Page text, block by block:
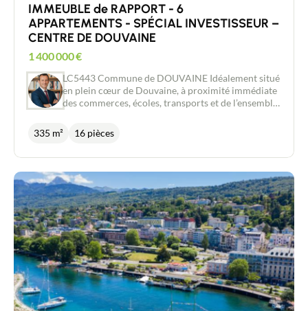
IMMEUBLE de RAPPORT - 6
APPARTEMENTS - SPÉCIAL INVESTISSEUR –
CENTRE DE DOUVAINE
1 400 000€
LC5443 Commune de DOUVAINE Idéalement situé
en plein cœur de Douvaine, à proximité immédiate
des commerces, écoles, transports et de l’ensemble
constitue une excellente opportunité
d’investissement. L’ensemble immobilier se
rentabilité attractive : 3 appartements de 2 pièces;
2 appartements de 3 pièces et 1 appartement de 4
pièces. Plusieurs logements bénéficient d’agréables
terrasses et jardins privatifs, offrant un cadre de
vie recherché par les locataires. Chaque
appartement dispose de : 2 places de
stationnement privatives,1 cave et un accès à un
garage à vélos commun. Grâce à son emplacement
privilégié au centre de Douvaine et à la qualité de
ses prestations, cet immeuble bénéficie d’une forte
attractivité locative. Les logements sont tous
335 m² 16 pièces